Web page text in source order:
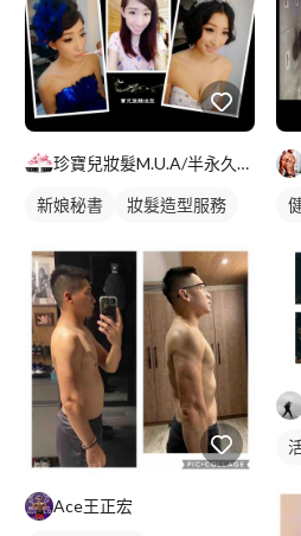
珍寶兒妝髮M.U.A/半永久韓國3D紋繡
新娘秘書 妝髮造型服務
Ace王正宏